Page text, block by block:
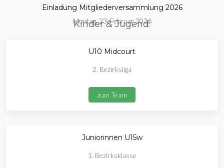
Einladung Mitgliederversammlung 2026
Montag, 23. Februar 2026
Kinder & Jugend:
U10 Midcourt
2. Bezirksliga
zum Team
Juniorinnen U15w
1. Bezirksklasse